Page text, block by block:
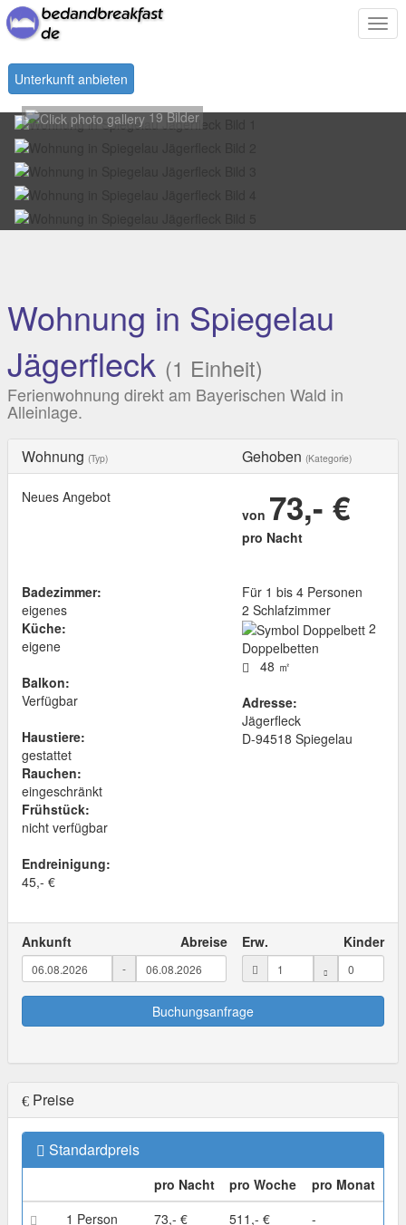
Unterkunft anbieten
19 Bilder
Wohnung in Spiegelau
Jägerfleck (1 Einheit)
Ferienwohnung direkt am Bayerischen Wald in
Alleinlage.
Wohnung (Typ) Gehoben (Kategorie)
Neues Angebot
von 73,- €
pro Nacht
Badezimmer:
eigenes
Küche:
eigene
Balkon:
Verfügbar
Haustiere:
gestattet
Rauchen:
eingeschränkt
Frühstück:
nicht verfügbar
Endreinigung:
45,- €
Für 1 bis 4 Personen
2 Schlafzimmer
2
Doppelbetten
48 ㎡
Adresse:
Jägerfleck
D-94518 Spiegelau
Ankunft Abreise
-
Erw. Kinder
Buchungsanfrage
Preise
Standardpreis
pro Nacht pro Woche
pro Monat
1 Person
73,- € 511,- €
-